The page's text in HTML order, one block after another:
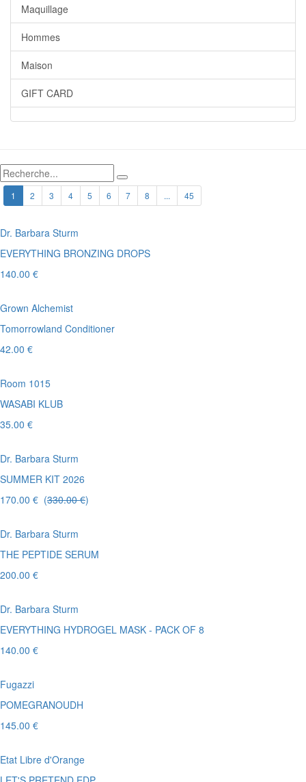
Maquillage
Hommes
Maison
GIFT CARD
1 2 3 4 5 6 7 8 ... 45
Dr. Barbara Sturm
EVERYTHING BRONZING DROPS
140.00 €
Grown Alchemist
Tomorrowland Conditioner
42.00 €
Room 1015
WASABI KLUB
35.00 €
Dr. Barbara Sturm
SUMMER KIT 2026
170.00 € (330.00 €)
Dr. Barbara Sturm
THE PEPTIDE SERUM
200.00 €
Dr. Barbara Sturm
EVERYTHING HYDROGEL MASK ​- PACK OF 8
140.00 €
Fugazzi
POMEGRANOUDH
145.00 €
Etat Libre d'Orange